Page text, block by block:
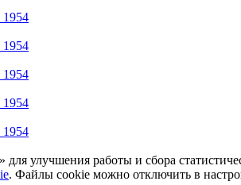
для улучшения работы и сбора
. Файлы cookie можно отключить в